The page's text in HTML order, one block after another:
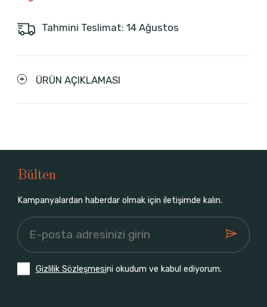
Tahmini Teslimat: 14 Ağustos
ÜRÜN AÇIKLAMASI
Bülten
Kampanyalardan haberdar olmak için iletişimde kalın.
Gizlilik Sözleşmesini okudum ve kabul ediyorum.